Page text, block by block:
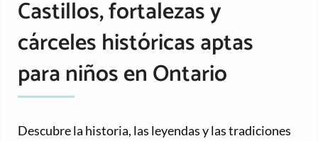
Castillos, fortalezas y
cárceles históricas aptas
para niños en Ontario
Descubre la historia, las leyendas y las tradiciones